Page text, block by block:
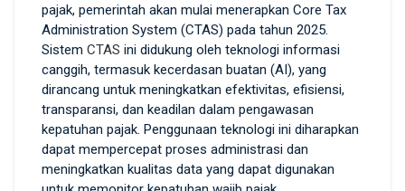
pajak, pemerintah akan mulai menerapkan Core Tax
Administration System (CTAS) pada tahun 2025.
Sistem CTAS ini didukung oleh teknologi informasi
canggih, termasuk kecerdasan buatan (AI), yang
dirancang untuk meningkatkan efektivitas, efisiensi,
transparansi, dan keadilan dalam pengawasan
kepatuhan pajak. Penggunaan teknologi ini diharapkan
dapat mempercepat proses administrasi dan
meningkatkan kualitas data yang dapat digunakan